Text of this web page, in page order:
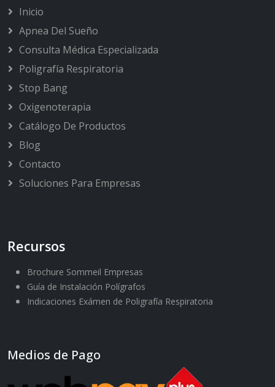
Inicio
Apnea Del Sueño
Consulta Médica Especializada
Poligrafía Respiratoria
Stop Bang
Oxigenoterapia
Catálogo De Productos
Blog
Contacto
Soluciones Para Empresas
Recursos
Brochure Sommeil Empresas
Guía de Instalación Polígrafos
Indicaciones Exámen de Poligrafía Respiratoria
Medios de Pago